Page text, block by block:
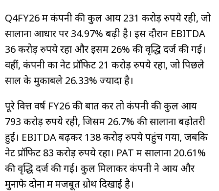
Q4FY26 में कंपनी की कुल आय 231 करोड़ रुपये रही, जो
सालाना आधार पर 34.97% बढ़ी है। इस दौरान EBITDA
36 करोड़ रुपये रहा और इसमें 26% की वृद्धि दर्ज की गई।
वहीं, कंपनी का नेट प्रॉफिट 21 करोड़ रुपये रहा, जो पिछले
साल के मुकाबले 26.33% ज्यादा है।
पूरे वित्त वर्ष FY26 की बात करें तो कंपनी की कुल आय
793 करोड़ रुपये रही, जिसमें 26.7% की सालाना बढ़ोतरी
हुई। EBITDA बढ़कर 138 करोड़ रुपये पहुंच गया, जबकि
नेट प्रॉफिट 83 करोड़ रुपये रहा। PAT में सालाना 20.61%
की वृद्धि दर्ज की गई। कुल मिलाकर कंपनी ने आय और
मुनाफे दोनों में मजबूत ग्रोथ दिखाई है।